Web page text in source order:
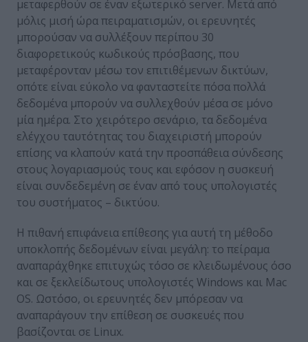
μεταφερθούν σε έναν εξωτερικό server. Μετά από
μόλις μισή ώρα πειραματισμών, οι ερευνητές
μπορούσαν να συλλέξουν περίπου 30
διαφορετικούς κωδικούς πρόσβασης, που
μεταφέρονταν μέσω τον επιτιθέμενων δικτύων,
οπότε είναι εύκολο να φανταστείτε πόσα πολλά
δεδομένα μπορούν να συλλεχθούν μέσα σε μόνο
μία ημέρα. Στο χειρότερο σενάριο, τα δεδομένα
ελέγχου ταυτότητας του διαχειριστή μπορούν
επίσης να κλαπούν κατά την προσπάθεια σύνδεσης
στους λογαριασμούς τους και εφόσον η συσκευή
είναι συνδεδεμένη σε έναν από τους υπολογιστές
του συστήματος – δικτύου.
Η πιθανή επιφάνεια επίθεσης για αυτή τη μέθοδο
υποκλοπής δεδομένων είναι μεγάλη: το πείραμα
αναπαράχθηκε επιτυχώς τόσο σε κλειδωμένους όσο
και σε ξεκλείδωτους υπολογιστές Windows και Mac
OS. Ωστόσο, οι ερευνητές δεν μπόρεσαν να
αναπαράγουν την επίθεση σε συσκευές που
βασίζονται σε Linux.